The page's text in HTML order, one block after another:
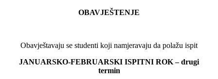
OBAVJEŠTENJE
Obavještavaju se studenti koji namjeravaju da polažu ispit
JANUARSKO-FEBRUARSKI ISPITNI ROK – drugi
termin